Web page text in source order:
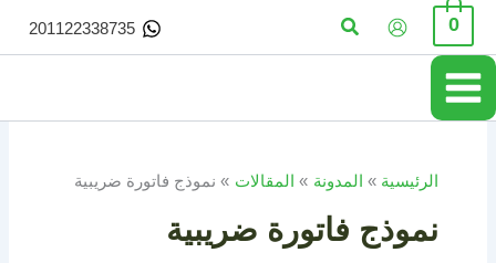
تخطي
المحتوى
0 البحث 201122338735
الرئيسية المدونة المقالات نموذج فاتورة ضريبية
نموذج فاتورة ضريبية